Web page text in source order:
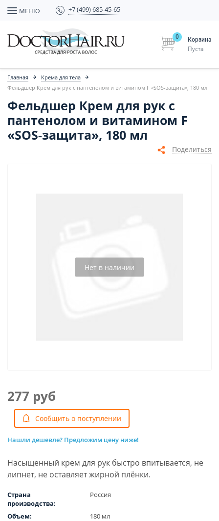
МЕНЮ +7 (499) 685-45-65
Корзина
0
Пуста
Главная
Крема для тела
Фельдшер Крем для рук с пантенолом и витамином F «SOS-защита», 180 мл
Фельдшер Крем для рук с
пантенолом и витамином F
«SOS-защита», 180 мл
Поделиться
Нет в наличии
277 руб
Cообщить о поступлении
Нашли дешевле? Предложим цену ниже!
Насыщенный крем для рук быстро впитывается, не
липнет, не оставляет жирной плёнки.
Страна
производства:
Россия
Объем:
180 мл